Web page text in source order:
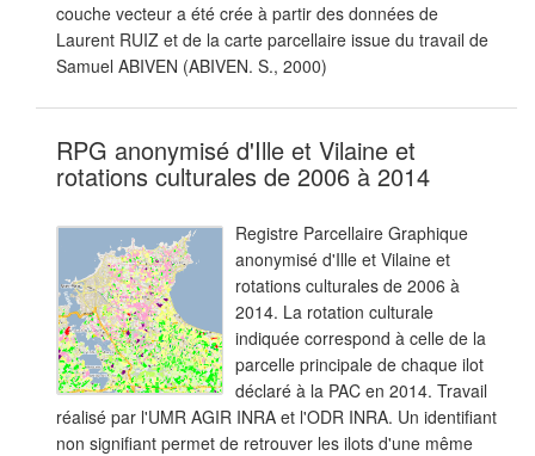
couche vecteur a été crée à partir des données de
Laurent RUIZ et de la carte parcellaire issue du travail de
Samuel ABIVEN (ABIVEN. S., 2000)
RPG anonymisé d'Ille et Vilaine et
rotations culturales de 2006 à 2014
Registre Parcellaire Graphique
anonymisé d'Ille et Vilaine et
rotations culturales de 2006 à
2014. La rotation culturale
indiquée correspond à celle de la
parcelle principale de chaque ilot
déclaré à la PAC en 2014. Travail
réalisé par l'UMR AGIR INRA et l'ODR INRA. Un identifiant
non signifiant permet de retrouver les ilots d'une même